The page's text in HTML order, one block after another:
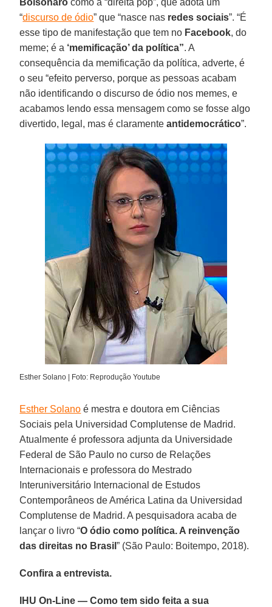
“discurso de ódio” que “nasce nas redes sociais”. “É
esse tipo de manifestação que tem no Facebook, do
meme; é a ‘memificação’ da política”. A
consequência da memificação da política, adverte, é
o seu “efeito perverso, porque as pessoas acabam
não identificando o discurso de ódio nos memes, e
acabamos lendo essa mensagem como se fosse algo
divertido, legal, mas é claramenteantidemocrático”.
Esther Solano | Foto: Reprodução Youtube
Esther Solano é mestra e doutora em Ciências
Sociais pela Universidad Complutense de Madrid.
Atualmente é professora adjunta da Universidade
Federal de São Paulo no curso de Relações
Internacionais e professora do Mestrado
Interuniversitário Internacional de Estudos
Contemporâneos de América Latina da Universidad
Complutense de Madrid. A pesquisadora acaba de
lançar o livro “O ódio como política. A reinvenção
das direitas no Brasil” (São Paulo: Boitempo, 2018).
Confira a entrevista.
IHU On-Line — Como tem sido feita a sua